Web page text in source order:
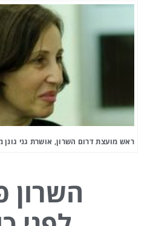
ראש מועצת דרום השרון, אושרת גני גונן
השרון